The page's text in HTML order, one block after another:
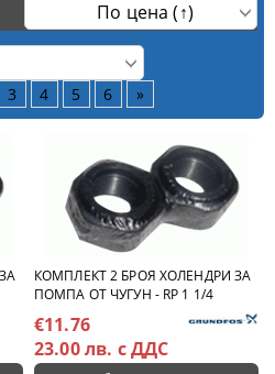
3 4 5 6 »
КОМПЛЕКТ 2 БРОЯ ХОЛЕНДРИ ЗА
ПОМПА ОТ ЧУГУН - RP 1 1/4
€11.76
23.00 лв. с ДДС